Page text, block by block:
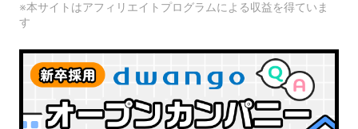
※本サイトはアフィリエイトプログラムによる収益を得ていま
す